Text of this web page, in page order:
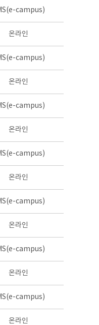
campus)
온라인
campus)
온라인
campus)
온라인
campus)
온라인
campus)
온라인
campus)
온라인
campus)
온라인